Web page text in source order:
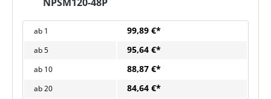
ab 1 99,89 €*
ab5 95,64 €*
ab 10 88,87 €*
ab20 84,64 €*